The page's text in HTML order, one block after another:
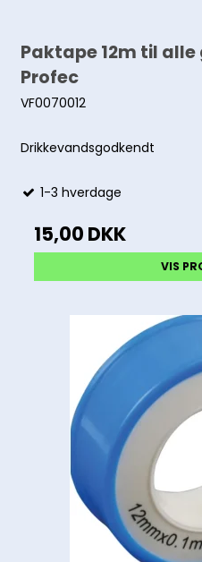
Paktape 12m til
Profec
VF0070012
Drikkevandsgodkendt
1-3 hverdage
15,00 DKK
VIS